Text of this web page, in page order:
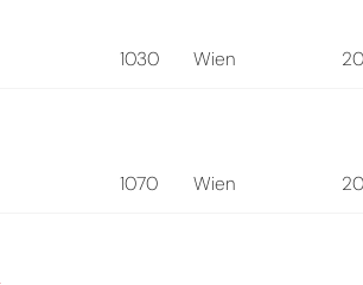
1030 Wien
1070 Wien